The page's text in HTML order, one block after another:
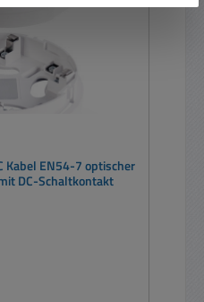
Kabel EN54-7 optischer
DC-Schaltkontakt